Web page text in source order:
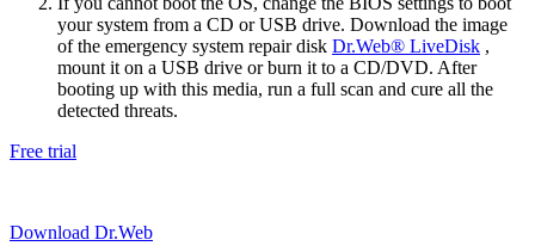
your system from a CD or USB drive. Download the image
of the emergency system repair disk Dr.Web® LiveDisk ,
mount it on a USB drive or burn it to a CD/DVD. After
booting up with this media, run a full scan and cure all the
detected threats.
Free trial
Download Dr.Web